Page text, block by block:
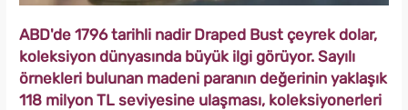
ABD'de 1796 tarihli nadir Draped Bust çeyrek dolar,
koleksiyon dünyasında büyük ilgi görüyor. Sayılı
örnekleri bulunan madeni paranın değerinin yaklaşık
118 milyon TL seviyesine ulaşması, koleksiyonerleri